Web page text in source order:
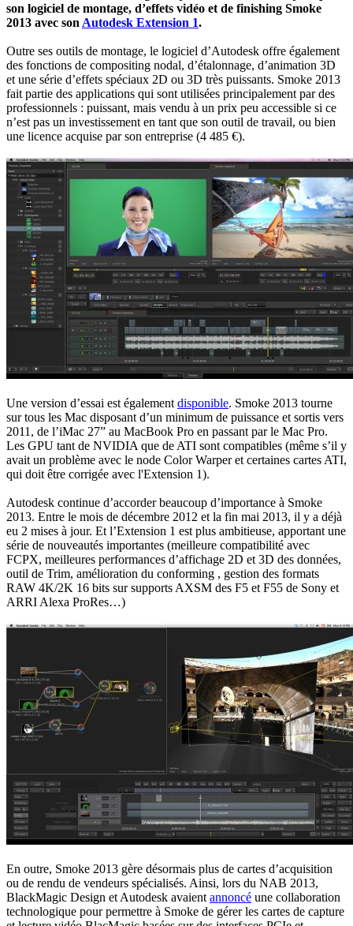
son logiciel de montage, d’effets vidéo et de finishing Smoke
2013 avec son Autodesk Extension 1.
Outre ses outils de montage, le logiciel d’Autodesk offre également
des fonctions de compositing nodal, d’étalonnage, d’animation 3D
et une série d’effets spéciaux 2D ou 3D très puissants. Smoke 2013
fait partie des applications qui sont utilisées principalement par des
professionnels : puissant, mais vendu à un prix peu accessible si ce
n’est pas un investissement en tant que son outil de travail, ou bien
une licence acquise par son entreprise (4 485 €).
Une version d’essai est également disponible. Smoke 2013 tourne
sur tous les Mac disposant d’un minimum de puissance et sortis vers
2011, de l’iMac 27” au MacBook Pro en passant par le Mac Pro.
Les GPU tant de NVIDIA que de ATI sont compatibles (même s’il y
avait un problème avec le node Color Warper et certaines cartes ATI,
qui doit être corrigée avec l'Extension 1).
Autodesk continue d’accorder beaucoup d’importance à Smoke
2013. Entre le mois de décembre 2012 et la fin mai 2013, il y a déjà
eu 2 mises à jour. Et l’Extension 1 est plus ambitieuse, apportant une
série de nouveautés importantes (meilleure compatibilité avec
FCPX, meilleures performances d’affichage 2D et 3D des données,
outil de Trim, amélioration du conforming , gestion des formats
RAW 4K/2K 16 bits sur supports AXSM des F5 et F55 de Sony et
ARRI Alexa ProRes…)
En outre, Smoke 2013 gère désormais plus de cartes d’acquisition
ou de rendu de vendeurs spécialisés. Ainsi, lors du NAB 2013,
BlackMagic Design et Autodesk avaient annoncé une collaboration
technologique pour permettre à Smoke de gérer les cartes de capture